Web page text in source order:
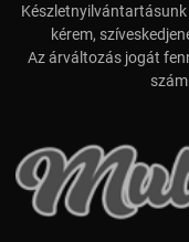
kérem,
Az árváltozás jogát